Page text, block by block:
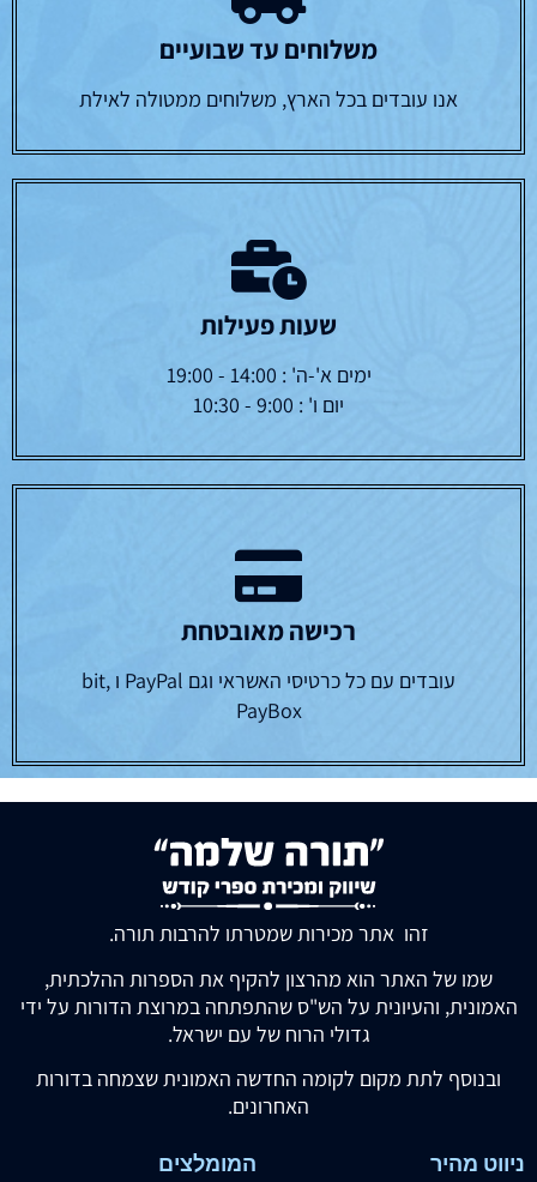
משלוחים עד שבועיים
אנו עובדים בכל הארץ, משלוחים ממטולה לאילת
שעות פעילות
ימים א'-ה' : 14:00 - 19:00
יום ו' : 9:00 - 10:30
רכישה מאובטחת
עובדים עם כל כרטיסי האשראי וגם PayPal ו bit,
PayBox
זהו אתר מכירות שמטרתו להרבות תורה.
שמו של האתר הוא מהרצון להקיף את הספרות ההלכתית,
האמונית, והעיונית על הש"ס שהתפתחה במרוצת הדורות על ידי
גדולי הרוח של עם ישראל.
ובנוסף לתת מקום לקומה החדשה האמונית שצמחה בדורות
האחרונים.
ניווט מהיר המומלצים